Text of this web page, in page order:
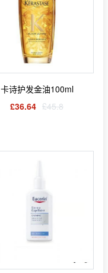
卡诗护发金油100ml
£36.64 £45.8